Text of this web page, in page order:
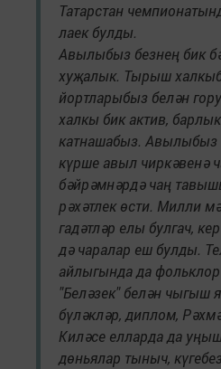
Татарстан
лаек булды.
Авылыбыз безнең бик
хуҗалык. Тырыш
йортларыбыз белән
халкы бик актив,
катнашабыз. Авылыбыз
күрше авыл чиркәвенә
бәйрәмнәрдә чаң
рәхәтлек өсти. Милли
гадәтләр елы булгач,
дә чаралар еш булды.
айлыгында да
"Беләзек" белән чыгыш
бүләкләр, диплом,
Киләсе елларда да
дөньялар тыныч,